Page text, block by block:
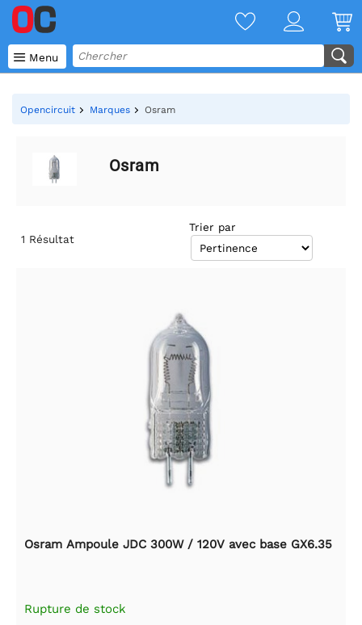
 Menu
Opencircuit Marques Osram
Osram
1 Résultat
Trier par
Osram Ampoule JDC 300W / 120V avec base GX6.35
Rupture de stock